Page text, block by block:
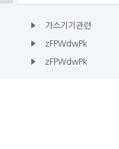
가스기기관련
zFPWdwPk
zFPWdwPk